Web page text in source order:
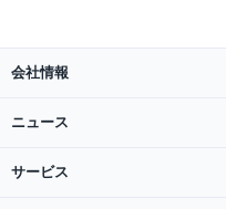
会社情報
ニュース
サービス